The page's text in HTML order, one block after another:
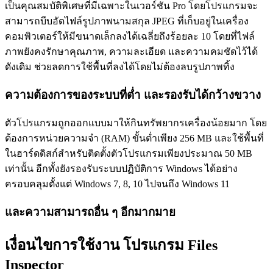
เป็นคุณสมบัติพิเศษที่มีเฉพาะในเวอร์ชัน Pro โดยโปรแกรมจะ
สามารถบีบอัดไฟล์รูปภาพนามสกุล JPEG ที่เก็บอยู่ในเครื่อง
คอมพิวเตอร์ให้มีขนาดเล็กลงได้เฉลี่ยถึงร้อยละ 10 โดยที่ไฟล์
ภาพยังคงรักษาคุณภาพ, ความละเอียด และความคมชัดไว้ได้
ดังเดิม ช่วยลดการใช้พื้นที่ลงได้โดยไม่ต้องลบรูปภาพทิ้ง
ความต้องการของระบบที่ต่ำ และรองรับได้กว้างขวาง
ตัวโปรแกรมถูกออกแบบมาให้กินทรัพยากรเครื่องน้อยมาก โดย
ต้องการหน่วยความจำ (RAM) ขั้นต่ำเพียง 256 MB และใช้พื้นที่
ในฮาร์ดดิสก์สำหรับติดตั้งตัวโปรแกรมเพียงประมาณ 50 MB
เท่านั้น อีกทั้งยังรองรับระบบปฏิบัติการ Windows ได้อย่าง
ครอบคลุมตั้งแต่ Windows 7, 8, 10 ไปจนถึง Windows 11
และความสามารถอื่น ๆ อีกมากมาย
เงื่อนไขการใช้งาน โปรแกรม Files
Inspector